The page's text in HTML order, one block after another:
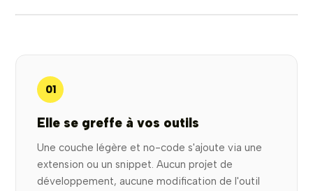
01
Elle se greffe à vos outils
Une couche légère et no-code s'ajoute via une
extension ou un snippet. Aucun projet de
développement, aucune modification de l'outil